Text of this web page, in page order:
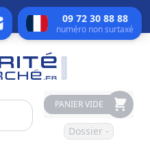
09 72 30 88 88
numéro non surtaxé
PANIER VIDE
Dossier -